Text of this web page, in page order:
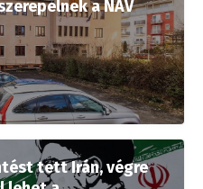
a NAV
tett Irán, végre